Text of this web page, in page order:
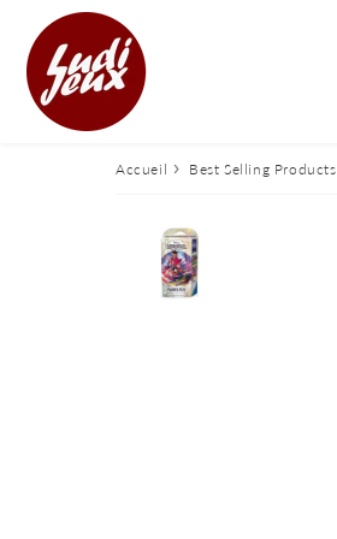
Accueil › Best Selling Products